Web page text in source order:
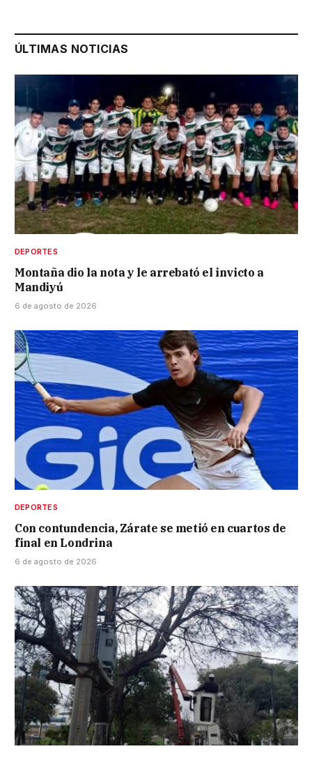
ÚLTIMAS NOTICIAS
DEPORTES
Montaña dio la nota y le arrebató el invicto a
Mandiyú
6 de agosto de 2026
DEPORTES
Con contundencia, Zárate se metió en cuartos de
final en Londrina
6 de agosto de 2026